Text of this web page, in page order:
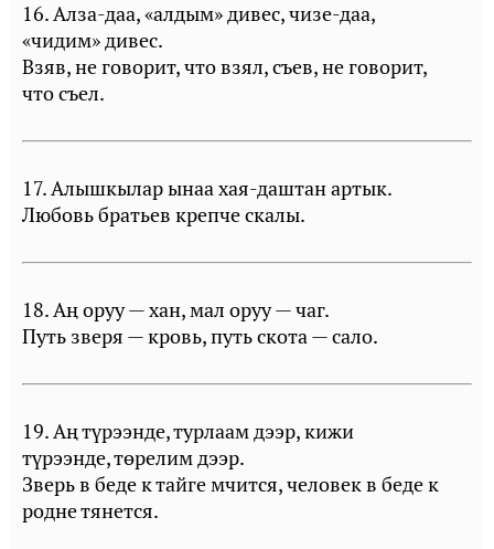
16. Алза-даа, «алдым» дивес, чизе-даа,
«чидим» дивес.
Взяв, не говорит, что взял, съев, не говорит,
что съел.
17. Алышкылар ынаа хая-даштан артык.
Любовь братьев крепче скалы.
18. Аң оруу — хан, мал оруу — чаг.
Путь зверя — кровь, путь скота — сало.
19. Аң түрээнде, турлаам дээр, кижи
түрээнде, төрелим дээр.
Зверь в беде к тайге мчится, человек в беде к
родне тянется.